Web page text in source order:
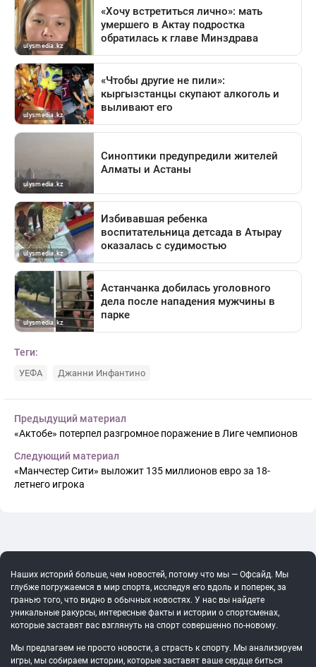
Теги:
УЕФА Джанни Инфантино
Предыдущий материал
«Актобе» потерпел разгромное поражение в Лиге чемпионов
Следующий материал
«Манчестер Сити» выложит 135 миллионов евро за 18-
летнего игрока
Наших историй больше, чем новостей, потому что мы — Офсайд. Мы
глубже погружаемся в мир спорта, исследуя его вдоль и поперек, за
гранью того, что видно в обычных новостях. У нас вы найдете
уникальные ракурсы, интересные факты и истории о спортсменах,
которые заставят вас взглянуть на спорт совершенно по-новому.
Мы предлагаем не просто новости, а страсть к спорту. Мы анализируем
игры, мы собираем истории, которые заставят ваше сердце биться